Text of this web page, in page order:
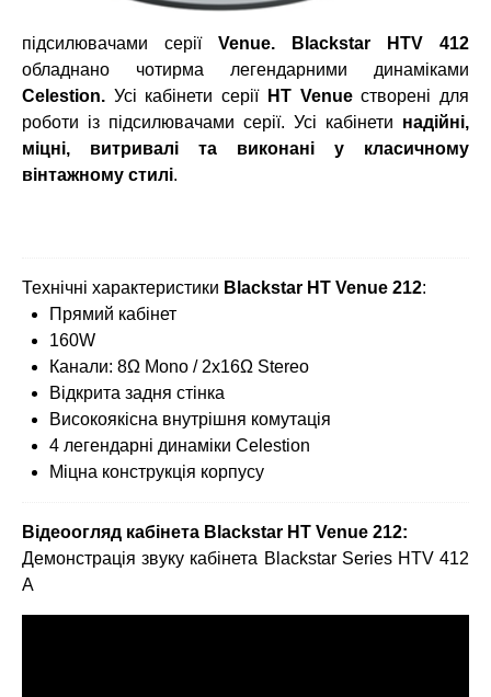
підсилювачами серії Venue. Blackstar HTV 412
обладнано чотирма легендарними динаміками
Celestion. Усі кабінети серії HT Venueстворені для
роботи із підсилювачами серії. Усі кабінети надійні,
міцні, витривалі та виконані у класичному
вінтажному стилі.
Технічні характеристики Blackstar НТ Venue 212:
Прямий кабінет
160W
Канали: 8Ω Mono / 2x16Ω Stereo
Відкрита задня стінка
Високоякісна внутрішня комутація
4 легендарні динаміки Celestion
Міцна конструкція корпусу
Відеоогляд кабінета Blackstar НТ Venue 212:
Демонстрація звуку кабінета Blackstar Series HTV 412
A